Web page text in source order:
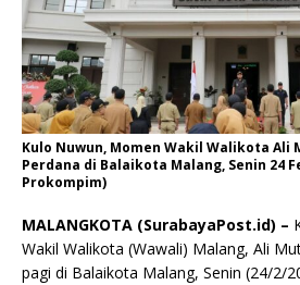
Kulo Nuwun, Momen Wakil Walikota Ali
Perdana di Balaikota Malang, Senin 24
Prokompim)
MALANGKOTA (SurabayaPost.id) –
Wakil Walikota (Wawali) Malang, Ali
pagi di Balaikota Malang, Senin (24/2/